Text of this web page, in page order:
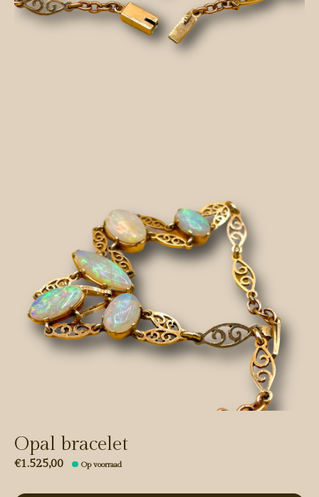
Opal bracelet
€1.525,00 Op voorraad